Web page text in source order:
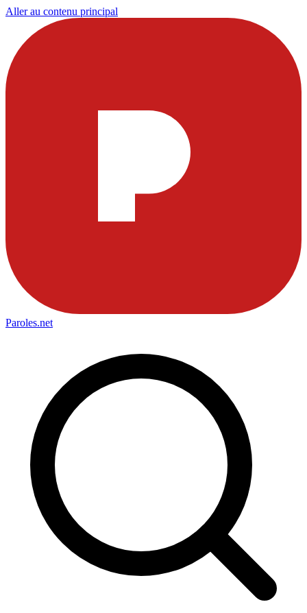
Aller au contenu principal
Paroles.net